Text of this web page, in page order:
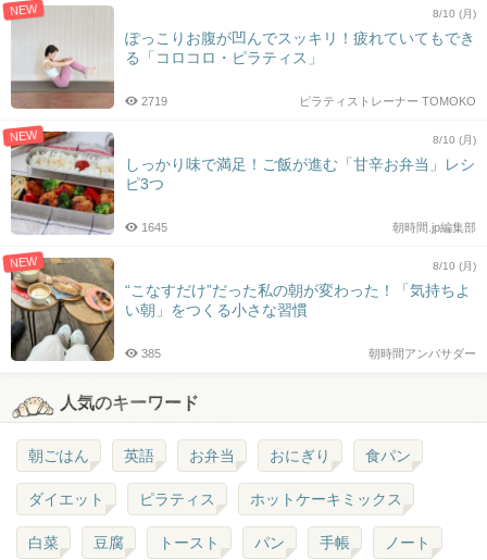
NEW 8/10 (月)
ぽっこりお腹が凹んでスッキリ！疲れていてもでき
る「コロコロ・ピラティス」
ピラティストレーナー TOMOKO
2719
NEW 8/10 (月)
しっかり味で満足！ご飯が進む「甘辛お弁当」レシ
ピ3つ
朝時間.jp編集部
1645
NEW 8/10 (月)
“こなすだけ”だった私の朝が変わった！「気持ちよ
い朝」をつくる小さな習慣
朝時間アンバサダー
385
人気のキーワード
朝ごはん 英語 お弁当 おにぎり 食パン
ダイエット ピラティス ホットケーキミックス
白菜 豆腐 トースト パン 手帳 ノート